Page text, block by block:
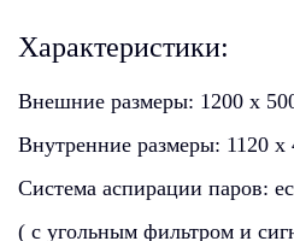
Характеристики:
Внешние размеры: 1200 x
Внутренние размеры: 1120 x
Система аспирации паров:
( с угольным фильтром и